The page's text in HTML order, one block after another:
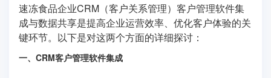
速冻食品企业CRM（客户关系管理）客户管理软件集
成与数据共享是提高企业运营效率、优化客户体验的关
键环节。以下是对这两个方面的详细探讨：
一、CRM客户管理软件集成